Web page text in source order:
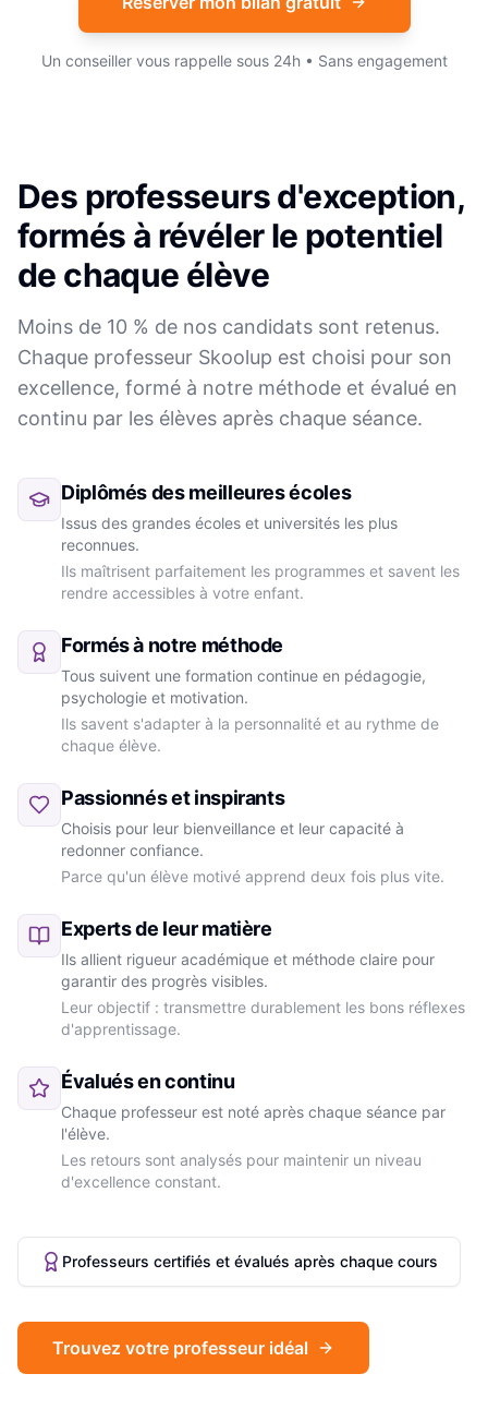
Un conseiller vous rappelle sous 24h • Sans engagement
Des professeurs d'exception,
formés à révéler le potentiel
de chaque élève
Moins de 10 % de nos candidats sont retenus.
Chaque professeur Skoolup est choisi pour son
excellence, formé à notre méthode et évalué en
continu par les élèves après chaque séance.
Diplômés des meilleures écoles
Issus des grandes écoles et universités les plus
reconnues.
Ils maîtrisent parfaitement les programmes et savent les
rendre accessibles à votre enfant.
Formés à notre méthode
Tous suivent une formation continue en pédagogie,
psychologie et motivation.
Ils savent s'adapter à la personnalité et au rythme de
chaque élève.
Passionnés et inspirants
Choisis pour leur bienveillance et leur capacité à
redonner confiance.
Parce qu'un élève motivé apprend deux fois plus vite.
Experts de leur matière
Ils allient rigueur académique et méthode claire pour
garantir des progrès visibles.
Leur objectif : transmettre durablement les bons réflexes
d'apprentissage.
Évalués en continu
Chaque professeur est noté après chaque séance par
l'élève.
Les retours sont analysés pour maintenir un niveau
d'excellence constant.
Professeurs certifiés et évalués après chaque cours
Trouvez votre professeur idéal